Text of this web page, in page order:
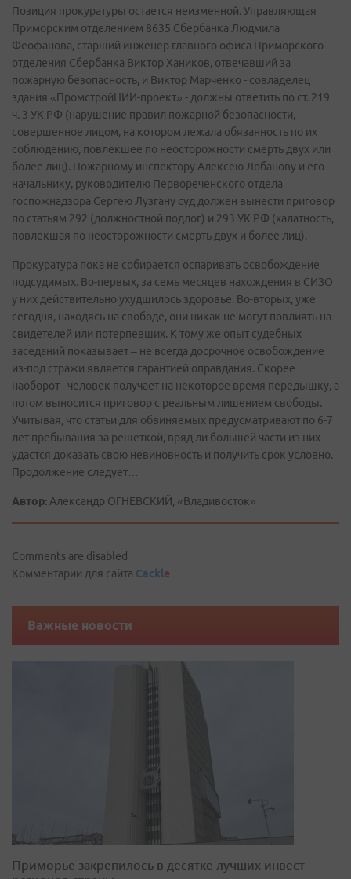
Позиция прокуратуры остается неизменной. Управляющая
Приморским отделением 8635 Сбербанка Людмила
Феофанова, старший инженер главного офиса Приморского
отделения Сбербанка Виктор Хаников, отвечавший за
пожарную безопасность, и Виктор Марченко - совладелец
здания «ПромстройНИИ-проект» - должны ответить по ст. 219
ч. 3 УК РФ (нарушение правил пожарной безопасности,
совершенное лицом, на котором лежала обязанность по их
соблюдению, повлекшее по неосторожности смерть двух или
более лиц). Пожарному инспектору Алексею Лобанову и его
начальнику, руководителю Первореченского отдела
госпожнадзора Сергею Лузгану суд должен вынести приговор
по статьям 292 (должностной подлог) и 293 УК РФ (халатность,
повлекшая по неосторожности смерть двух и более лиц).
Прокуратура пока не собирается оспаривать освобождение
подсудимых. Во-первых, за семь месяцев нахождения в СИЗО
у них действительно ухудшилось здоровье. Во-вторых, уже
сегодня, находясь на свободе, они никак не могут повлиять на
свидетелей или потерпевших. К тому же опыт судебных
заседаний показывает – не всегда досрочное освобождение
из-под стражи является гарантией оправдания. Скорее
наоборот - человек получает на некоторое время передышку, а
потом выносится приговор с реальным лишением свободы.
Учитывая, что статьи для обвиняемых предусматривают по 6-7
лет пребывания за решеткой, вряд ли большей части из них
удастся доказать свою невиновность и получить срок условно.
Продолжение следует…
Автор: Александр ОГНЕВСКИЙ, «Владивосток»
Comments are disabled
Комментарии для сайта Cackle
Важные новости
Приморье закрепилось в десятке лучших инвест-